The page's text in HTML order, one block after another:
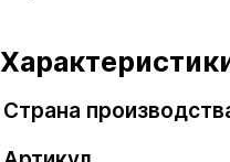
конструкция, тем
DMS
Механизм качания
Страна